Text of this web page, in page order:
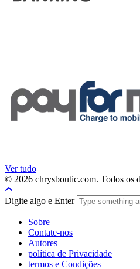
Ver tudo
© 2026 chrysboutic.com. Todos os
Digite algo e Enter
Sobre
Contate-nos
Autores
política de Privacidade
termos e Condições